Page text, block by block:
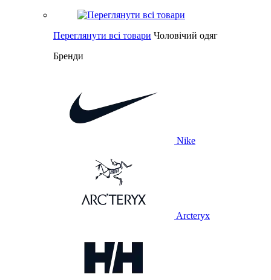
Переглянути всі товари Чоловічий одяг
Бренди
Nike
Arcteryx